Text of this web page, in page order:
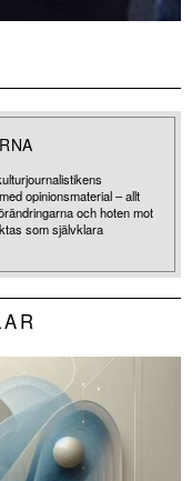
opinionsmaterial – allt
och hoten mot
som självklara